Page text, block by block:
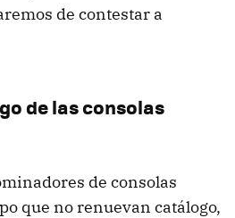
de contestar a
de las consolas
de consolas
que no renuevan catálogo,